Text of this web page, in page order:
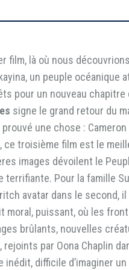
là où nous découvrions
un peuple océanique
pour un nouveau chapitre
signe le grand retour du
une chose : Cameron
troisième film est le
images dévoilent le
Pour la famille
avatar dans le second,
puissant, où les
brûlants, nouvelles
par Oona Chaplin
difficile d’imaginer